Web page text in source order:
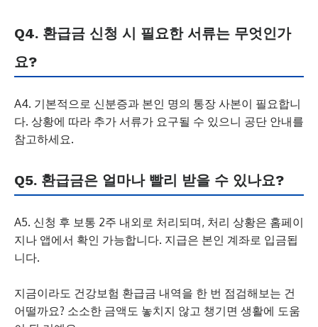
Q4. 환급금 신청 시 필요한 서류는 무엇인가
요?
A4. 기본적으로 신분증과 본인 명의 통장 사본이 필요합니
다. 상황에 따라 추가 서류가 요구될 수 있으니 공단 안내를
참고하세요.
Q5. 환급금은 얼마나 빨리 받을 수 있나요?
A5. 신청 후 보통 2주 내외로 처리되며, 처리 상황은 홈페이
지나 앱에서 확인 가능합니다. 지급은 본인 계좌로 입금됩
니다.
지금이라도 건강보험 환급금 내역을 한 번 점검해보는 건
어떨까요? 소소한 금액도 놓치지 않고 챙기면 생활에 도움